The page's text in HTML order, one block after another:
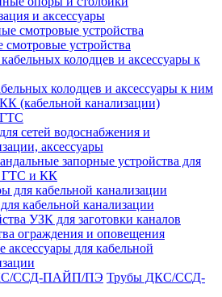
и аксессуары
устройства
колодцев и аксессуары к ним
(кабельной канализации)
сетей водоснабжения и
аксессуары
запорные устройства для
ГТС и КК
кабельной канализации
УЗК для заготовки каналов
ограждения и оповещения
аксессуары для кабельной
Трубы ДКС/ССД-